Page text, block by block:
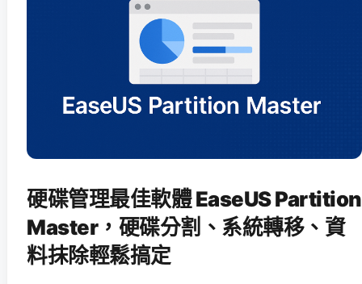
硬碟管理最佳軟體 EaseUS Partition
Master，硬碟分割、系統轉移、資
料抹除輕鬆搞定